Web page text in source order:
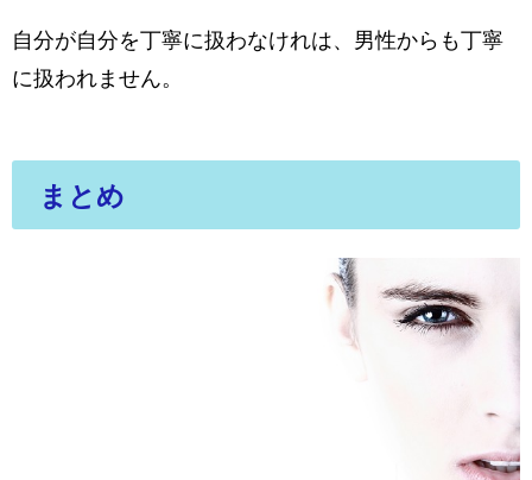
自分が自分を丁寧に扱わなけれは、男性からも丁寧
に扱われません。
まとめ